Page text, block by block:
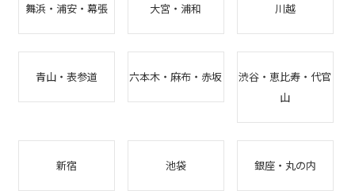
舞浜・浦安・幕張 大宮・浦和 川越
青山・表参道 六本木・麻布・赤坂
渋谷・恵比寿・代官
山
新宿 池袋 銀座・丸の内